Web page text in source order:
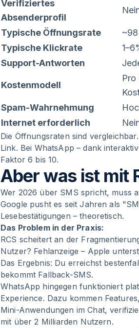
Verifiziertes
Absenderprofil
Typische Öffnungsrate
Typische Klickrate
Support-Antworten
Kostenmodell
Pro
Spam-Wahrnehmung
Internet erforderlich
Die Öffnungsraten sind
Link. Bei WhatsApp – dank
Faktor 6 bis 10.
Aber was ist mit
Wer 2026 über SMS spricht, muss
Google pusht es seit Jahren als
Lesebestätigungen – theoretisch.
Das Problem in der Praxis:
RCS scheitert an der
Nutzer? Fehlanzeige – Apple
Das Ergebnis: Du erreichst
bekommt Fallback-SMS.
WhatsApp hingegen funktioniert
Experience. Dazu kommen
Mini-Anwendungen im Chat,
mit über 2 Milliarden Nutzern.